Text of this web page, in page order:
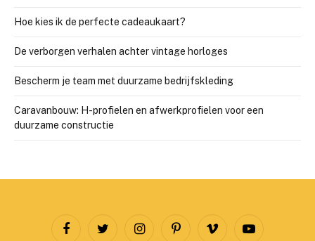
Hoe kies ik de perfecte cadeaukaart?
De verborgen verhalen achter vintage horloges
Bescherm je team met duurzame bedrijfskleding
Caravanbouw: H-profielen en afwerkprofielen voor een
duurzame constructie
FacebookTwitter InstagramPinterestVimeo YouTube